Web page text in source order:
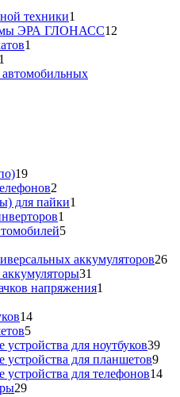
техники1
товар
ЭРА ГЛОНАСС12
1
1
товар
автомобильных
1919
товаров
2
товара
для пайки1
1
товар
55
аккумуляторов2626
31
товар
напряжения1
1414
55
товаровдля ноутбуков3939
для планшетов99
для телефонов1414
2929